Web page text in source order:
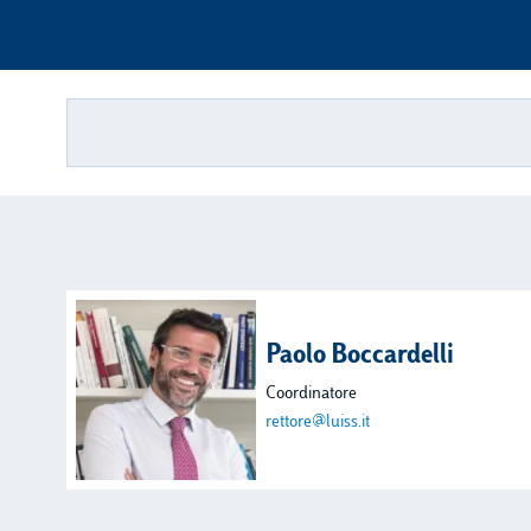
Paolo Boccardelli
Coordinatore
rettore@luiss.it